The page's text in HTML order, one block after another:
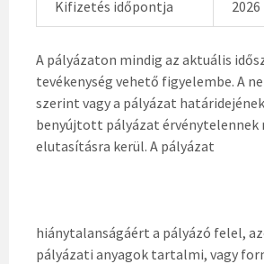
Kifizetés időpontja
A pályázaton mindig az aktuális
tevékenység vehető figyelembe. A
szerint vagy a pályázat
benyújtott pályázat érvénytelennek
elutasításra kerül. A pályázat
hiánytalanságáért a pályázó felel,
pályázati anyagok tartalmi, vagy